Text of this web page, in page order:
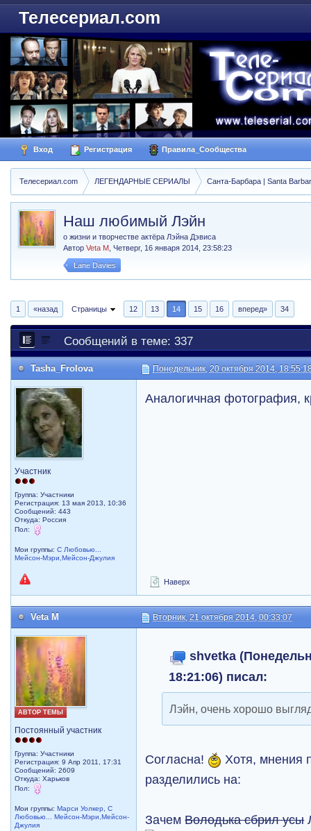
Телесериал.com
Вход Регистрация Правила_Сообщества
Телесериал.com ЛЕГЕНДАРНЫЕ СЕРИАЛЫ Санта-Барбара | Santa
Наш любимый Лэйн
о жизни и творчестве актёра Лэйна Дэвиса
АвторVeta M ,Четверг, 16 января 2014, 23:58:23
Lane Davies
1 «назад Страницы 12 13 14 15 16 вперед» 34
Сообщений в теме: 337
Tasha_Frolova Понедельник, 20 октября 2014,
Участник
Группа: Участники
Регистрация: 13 мая 2013, 10:36
Сообщений: 443
Откуда: Россия
Пол:
Мои группы:С Любовью...
Мейсон-Мэри,Мейсон-Джулия
Аналогичная фотография,
Наверх
Veta M Вторник, 21 октября 2014, 00:33:07
АВТОР ТЕМЫ
Постоянный участник
Группа: Участники
Регистрация: 9 Апр 2011, 17:31
Сообщений: 2609
Откуда: Харьков
Пол:
Мои группы:Марси Уолкер ,С
Любовью... Мейсон-Мэри,Мейсон-
Джулия
shvetka
18:21:06) писал:
Лэйн, очень хорошо
Согласна!
Хотя, мнения
разделились на:
ЗачемВолодька сбрил усы